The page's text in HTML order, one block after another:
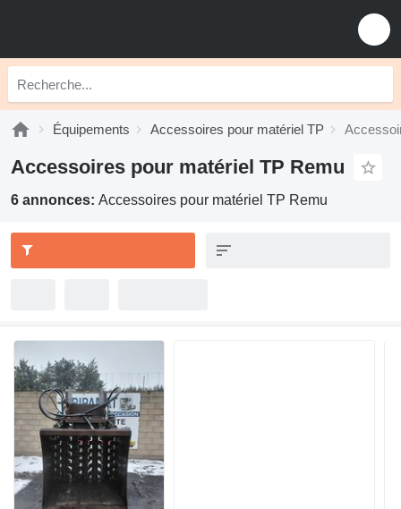
Équipements Accessoires pour matériel TP
Accessoires pour matériel TP Remu
6 annonces: Accessoires pour matériel TP Remu